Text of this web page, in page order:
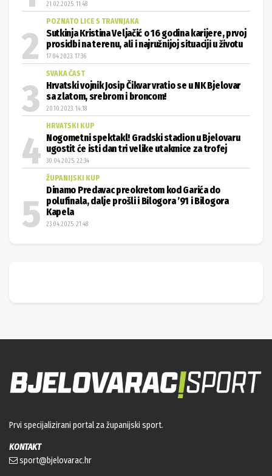
21.02.2025. 11:48
POZNATO LICE S TRAVNJAKA
Sutkinja Kristina Veljačić o 16 godina karijere, prvoj
prosidbi na terenu, ali i najružnijoj situaciji u životu
17.04.2023. 17:36
SVAKA ČAST
Hrvatski vojnik Josip Čikvar vratio se u NK Bjelovar
sa zlatom, srebrom i broncom!
20.10.2023. 14:18
HRVATSKI KUP
Nogometni spektakl! Gradski stadion u Bjelovaru
ugostit će isti dan tri velike utakmice za trofej
30.04.2025. 22:34
ŽUPANIJSKI KUP
Dinamo Predavac preokretom kod Garića do
polufinala, dalje prošli i Bilogora ’91 i Bilogora
Kapela
23.04.2025. 21:48
Prvi specijalizirani portal za županijski sport.
KONTAKT
sport@bjelovarac.hr